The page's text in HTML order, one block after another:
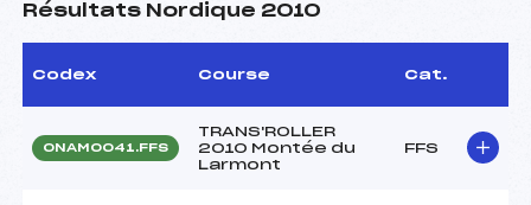
Résultats Nordique 2010
Codex Course Cat.
ONAM0041.FFS
TRANS'ROLLER
2010 Montée du
Larmont
FFS